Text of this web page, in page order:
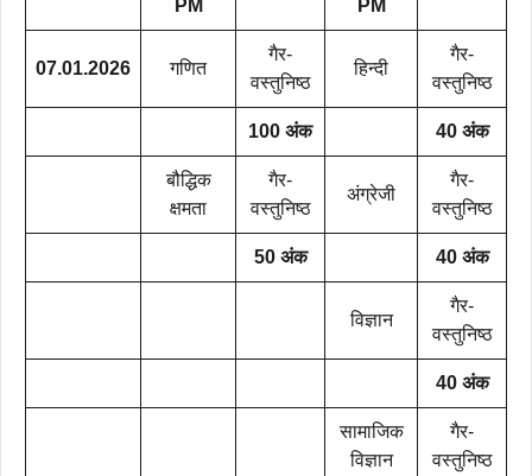
PM PM
07.01.2026 गणित
गैर-
वस्तुनिष्ठ
हिन्दी
गैर-
वस्तुनिष्ठ
100 अंक 40 अंक
बौद्धिक
क्षमता
गैर-
वस्तुनिष्ठ
अंग्रेजी
गैर-
वस्तुनिष्ठ
50 अंक 40 अंक
विज्ञान
गैर-
वस्तुनिष्ठ
40 अंक
सामाजिक
विज्ञान
गैर-
वस्तुनिष्ठ